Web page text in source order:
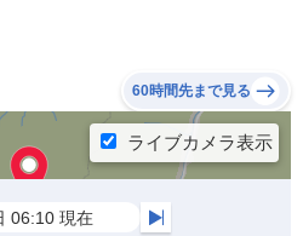
60時間先まで見る